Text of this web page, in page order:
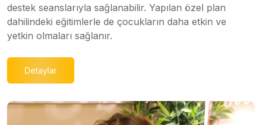
destek seanslarıyla sağlanabilir. Yapılan özel plan
dahilindeki eğitimlerle de çocukların daha etkin ve
yetkin olmaları sağlanır.
Detaylar